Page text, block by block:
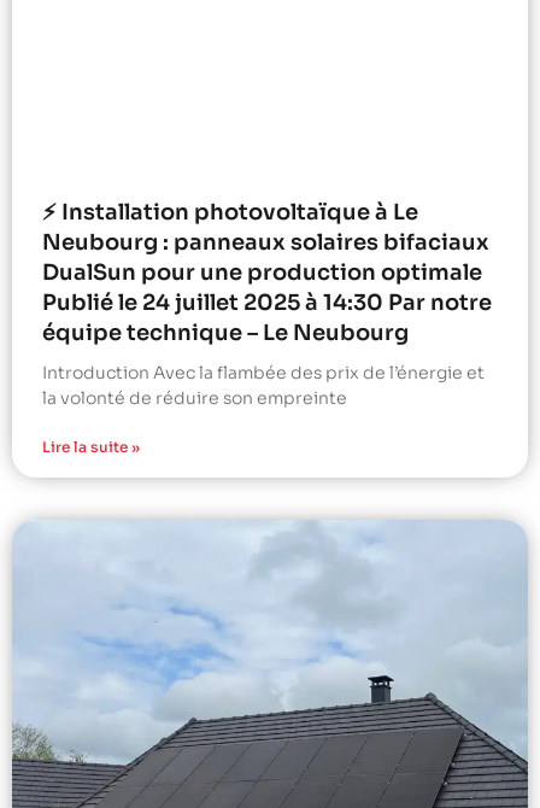
⚡ Installation photovoltaïque à Le
Neubourg : panneaux solaires bifaciaux
DualSun pour une production optimale
Publié le 24 juillet 2025 à 14:30 Par notre
équipe technique – Le Neubourg
Introduction Avec la flambée des prix de l’énergie et
la volonté de réduire son empreinte
Lire la suite »